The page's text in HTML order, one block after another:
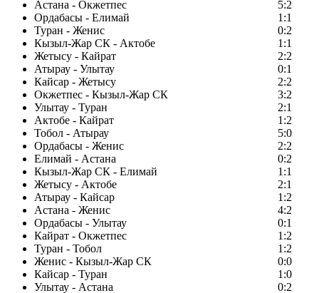
Астана - Окжетпес
5:2
Ордабасы - Елимай
1:1
Туран - Женис
0:2
Кызыл-Жар СК - Актобе
1:1
Жетысу - Кайрат
2:2
Атырау - Улытау
0:1
Кайсар - Жетысу
2:2
Окжетпес - Кызыл-Жар СК
3:2
Улытау - Туран
2:1
Актобе - Кайрат
1:2
Тобол - Атырау
5:0
Ордабасы - Женис
2:2
Елимай - Астана
0:2
Кызыл-Жар СК - Елимай
1:1
Жетысу - Актобе
2:1
Атырау - Кайсар
1:2
Астана - Женис
4:2
Ордабасы - Улытау
0:1
Кайрат - Окжетпес
1:2
Туран - Тобол
1:2
Женис - Кызыл-Жар СК
0:0
Кайсар - Туран
1:0
Улытау - Астана
0:2